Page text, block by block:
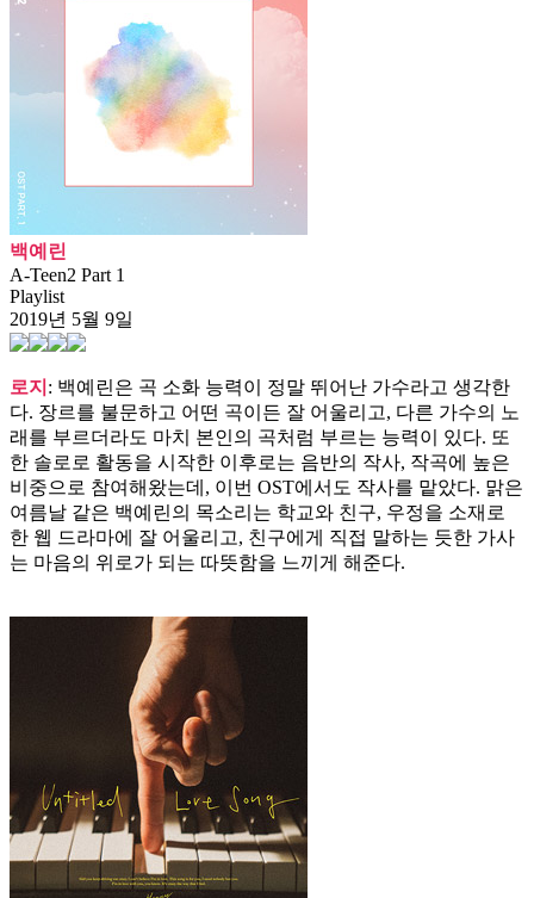
백예린
A-Teen2 Part 1
Playlist
2019년 5월 9일
로지 : 백예린은 곡 소화 능력이 정말 뛰어난 가수라고 생각한
다. 장르를 불문하고 어떤 곡이든 잘 어울리고, 다른 가수의 노
래를 부르더라도 마치 본인의 곡처럼 부르는 능력이 있다. 또
한 솔로로 활동을 시작한 이후로는 음반의 작사, 작곡에 높은
비중으로 참여해왔는데, 이번 OST에서도 작사를 맡았다. 맑은
여름날 같은 백예린의 목소리는 학교와 친구, 우정을 소재로
한 웹 드라마에 잘 어울리고, 친구에게 직접 말하는 듯한 가사
는 마음의 위로가 되는 따뜻함을 느끼게 해준다.